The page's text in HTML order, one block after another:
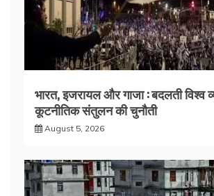
भारत, इजरायल और गाजा : बदलती विश्व
कूटनीतिक संतुलन की चुनौती
August 5, 2026